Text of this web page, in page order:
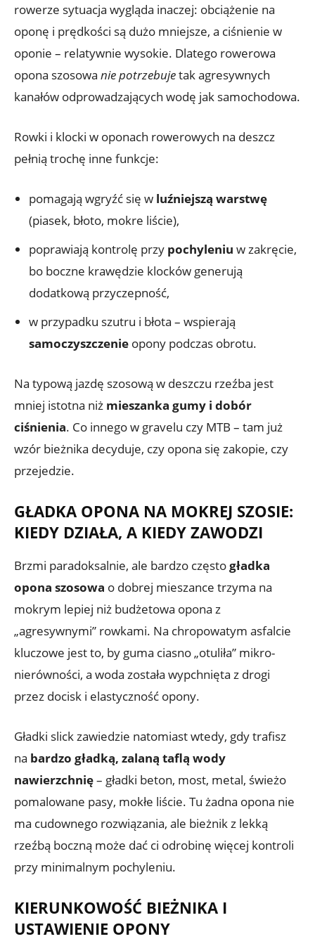
rowerze sytuacja wygląda inaczej: obciążenie na
oponę i prędkości są dużo mniejsze, a ciśnienie w
oponie – relatywnie wysokie. Dlatego rowerowa
opona szosowa nie potrzebujetak agresywnych
kanałów odprowadzających wodę jak samochodowa.
Rowki i klocki w oponach rowerowych na deszcz
pełnią trochę inne funkcje:
pomagają wgryźć się w luźniejszą warstwę
(piasek, błoto, mokre liście),
poprawiają kontrolę przy pochyleniu w zakręcie,
bo boczne krawędzie klocków generują
dodatkową przyczepność,
w przypadku szutru i błota – wspierają
samoczyszczenie opony podczas obrotu.
Na typową jazdę szosową w deszczu rzeźba jest
mniej istotna niż mieszanka gumy i dobór
ciśnienia. Co innego w gravelu czy MTB – tam już
wzór bieżnika decyduje, czy opona się zakopie, czy
przejedzie.
GŁADKA OPONA NA MOKREJ SZOSIE:
KIEDY DZIAŁA, A KIEDY ZAWODZI
Brzmi paradoksalnie, ale bardzo częstogładka
opona szosowa o dobrej mieszance trzyma na
mokrym lepiej niż budżetowa opona z
„agresywnymi” rowkami. Na chropowatym asfalcie
kluczowe jest to, by guma ciasno „otuliła” mikro-
nierówności, a woda została wypchnięta z drogi
przez docisk i elastyczność opony.
Gładki slick zawiedzie natomiast wtedy, gdy trafisz
na bardzo gładką, zalaną taflą wody
nawierzchnię– gładki beton, most, metal, świeżo
pomalowane pasy, mokłe liście. Tu żadna opona nie
ma cudownego rozwiązania, ale bieżnik z lekką
rzeźbą boczną może dać ci odrobinę więcej kontroli
przy minimalnym pochyleniu.
KIERUNKOWOŚĆ BIEŻNIKA I
USTAWIENIE OPONY